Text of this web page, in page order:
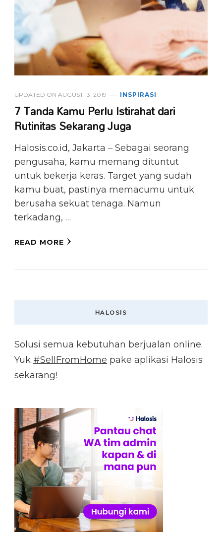
UPDATED ON AUGUST 13, 2019 INSPIRASI
7 Tanda Kamu Perlu Istirahat dari
Rutinitas Sekarang Juga
Halosis.co.id, Jakarta – Sebagai seorang
pengusaha, kamu memang dituntut
untuk bekerja keras. Target yang sudah
kamu buat, pastinya memacumu untuk
berusaha sekuat tenaga. Namun
terkadang, …
READ MORE
HALOSIS
Solusi semua kebutuhan berjualan online.
Yuk #SellFromHome pake aplikasi Halosis
sekarang!